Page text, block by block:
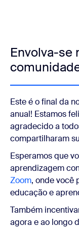
Envolva-se
Este é o final da
anual! Estamos
agradecido a
compartilharam
Esperamos que
aprendizagem
Zoom, onde você
educação e
Também
agora e ao longo